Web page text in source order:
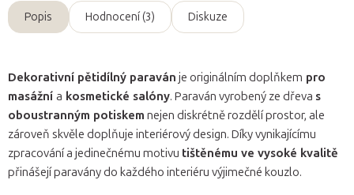
Popis Hodnocení (3) Diskuze
Dekorativní pětidílný paraván je originálním doplňkem pro
masážní a kosmetické salóny. Paraván vyrobený ze dřeva s
oboustranným potiskem nejen diskrétně rozdělí prostor, ale
zároveň skvěle doplňuje interiérový design. Díky vynikajícímu
zpracování a jedinečnému motivu tištěnému ve vysoké kvalitě
přinášejí paravány do každého interiéru výjimečné kouzlo.